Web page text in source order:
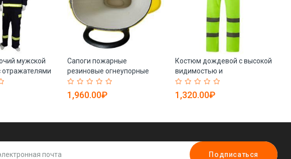
мужской
отражателями
Сапоги пожарные
резиновые огнеупорные
желтые (арт. 25-5086350)
1,960.00₽
Костюм дождевой с высокой
видимостью и
светоотражающим
эффектом (арт. 25-5086336)
1,320.00₽
Подписаться